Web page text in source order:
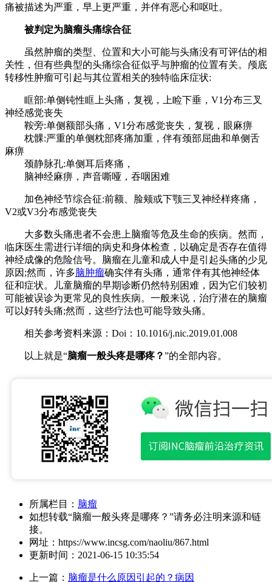
痛被描述为严重，早上更严重，并伴有恶心和呕吐。
被判定为脑瘤头痛综合征
虽然肿瘤的类型、位置和大小可能与头痛没有可评估的相
关性，但有些典型的头痛综合征似乎与肿瘤的位置有关。颅底
转移性肿瘤可引起与其位置相关的独特临床症状:
眶部:单侧钝性眶上头痛，复视，上睑下垂，V1分布三叉
神经感觉丧失
鞍旁:单侧额部头痛，V1分布感觉丧失，复视，眼麻痹
枕髁:严重的单侧枕部疼痛加重，伴有颈部屈曲和单侧舌
麻痹
颈静脉孔:单侧耳后疼痛，
脑神经麻痹，声音嘶哑，吞咽困难
加色神经节综合征:前额、脸颊或下颚三叉神经样疼痛，
V2或V3分布感觉丧失
大多数头痛患者不会患上脑瘤等危及生命的疾病。然而，
临床医生需进行详细的病史和身体检查，以确定是否存在值得
神经成像的危险信号。脑瘤在儿童和成人中是引起头痛的少见
原因;然而，许多脑肿瘤确实伴有头痛，通常伴有其他神经体
征和症状。儿童脑瘤的早期诊断仍然特别困难，因为它们较初
可能被误诊为更常见的良性疾病。一般来说，治疗潜在的脑瘤
可以好转头痛;然而，这些疗法也可能导致头痛。
相关参考资料来源：Doi：10.1016/j.nic.2019.01.008
以上就是“脑瘤一般头疼是哪疼？”的全部内容。
所属栏目： 脑瘤
如想转载“脑瘤一般头疼是哪疼？”请务必注明来源和链
接。
网址： https://www.incsg.com/naoliu/867.html
更新时间： 2021-06-15 10:35:54
上一篇： 脑瘤是什么原因引起的？病因